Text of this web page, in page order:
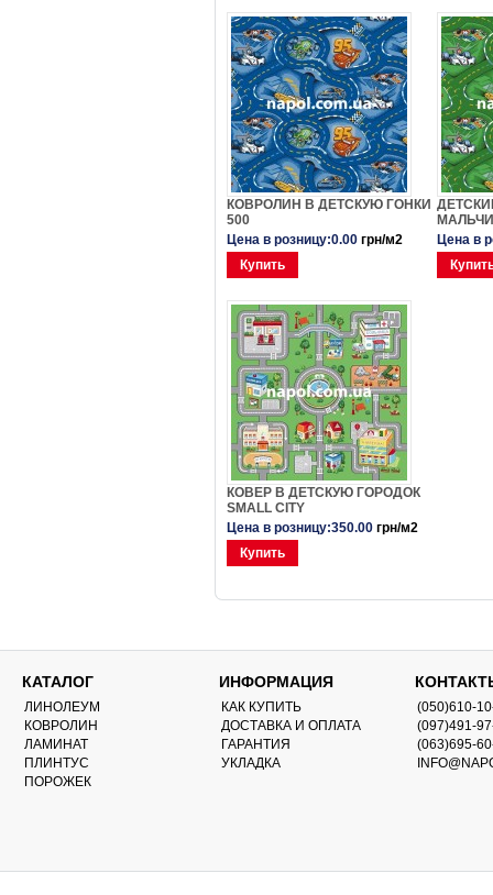
КОВРОЛИН В ДЕТСКУЮ ГОНКИ
500
Цена в розницу:0.00 грн/м2
Купить
Цена в
КОВЕР В ДЕТСКУЮ ГОРОДОК
SMALL CITY
Цена в розницу:350.00 грн/м2
Купить
КАТАЛОГ
ЛИНОЛЕУМ
КОВРОЛИН
ЛАМИНАТ
ПЛИНТУС
ПОРОЖЕК
ИНФОРМАЦИЯ
КАК КУПИТЬ
ДОСТАВКА И ОПЛАТА
ГАРАНТИЯ
УКЛАДКА
(050)610-
(097)491-
(063)695-